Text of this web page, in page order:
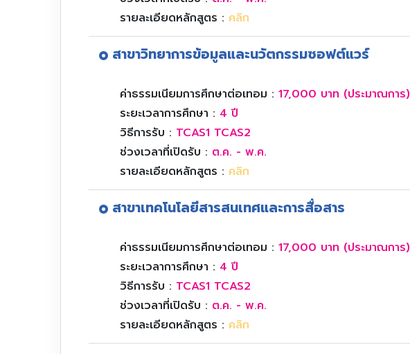
รายละเอียดหลักสูตร : คลิก
สาขาวิทยาการข้อมูลและนวัตกรรมซอฟต์แวร์
ค่าธรรมเนียมการศึกษาต่อเทอม : 17,000 บาท (ประมาณการ)
ระยะเวลาการศึกษา : 4 ปี
วิธีการรับ : TCAS1 TCAS2
ช่วงเวลาที่เปิดรับ : ต.ค. - พ.ค.
รายละเอียดหลักสูตร : คลิก
สาขาเทคโนโลยีสารสนเทศและการสื่อสาร
ค่าธรรมเนียมการศึกษาต่อเทอม : 17,000 บาท (ประมาณการ)
ระยะเวลาการศึกษา : 4 ปี
วิธีการรับ : TCAS1 TCAS2
ช่วงเวลาที่เปิดรับ : ต.ค. - พ.ค.
รายละเอียดหลักสูตร : คลิก